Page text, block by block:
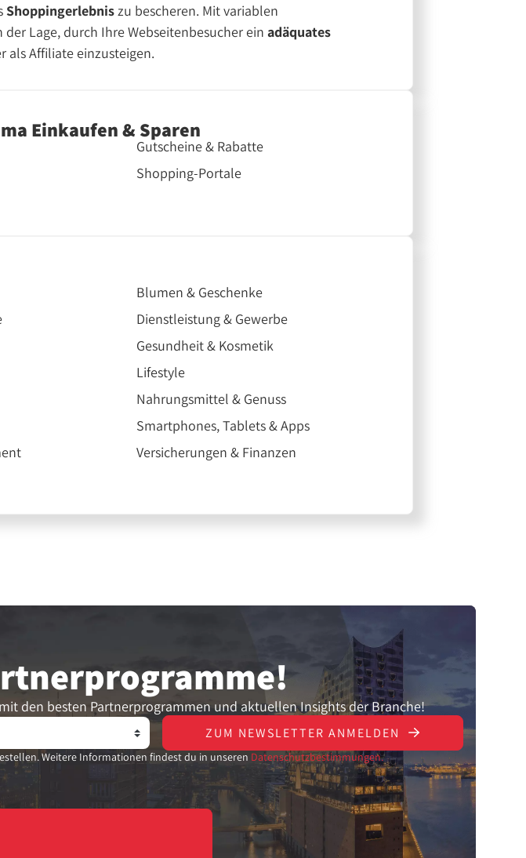
Shoppingerlebniszu bescheren. Mit variablen
Lage, durch Ihre Webseitenbesucher einadäquates
als Affiliate einzusteigen.
Einkaufen & Sparen
Gutscheine & Rabatte
Shopping-Portale
Blumen & Geschenke
Dienstleistung & Gewerbe
Gesundheit & Kosmetik
Lifestyle
Nahrungsmittel & Genuss
Smartphones, Tablets & Apps
Versicherungen & Finanzen
den besten Partnerprogrammen und aktuellen Insights der Branche!
ZUM NEWSLETTER ANMELDEN
Weitere Informationen findest du in unseren Datenschutzbestimmungen.